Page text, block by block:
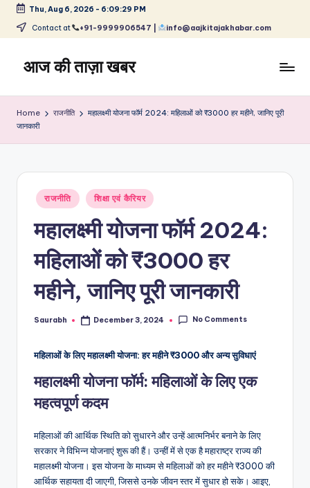
Skip
content
Thu, Aug 6, 2026 - 6:09:30 PM
Contact at +91-9999906547 | info@aajkitajakhabar.com
आज की ताज़ा खबर
ताज़ा
खेल,
और
Home राजनीति
महालक्ष्मी योजना फॉर्म 2024: महिलाओं को ₹3000 हर महीने, जानिए पूरी
जानकारी
Posted
in
राजनीति शिक्षा एवं कैरियर
महालक्ष्मी योजना फॉर्म 2024:
महिलाओं को ₹3000 हर
महीने, जानिए पूरी जानकारी
Posted
Saurabh December 3, 2024 No Comments
महिलाओं के लिए महालक्ष्मी योजना: हर महीने ₹3000 और अन्य सुविधाएं
महालक्ष्मी योजना फॉर्म: महिलाओं के लिए एक
महत्वपूर्ण कदम
महिलाओं की आर्थिक स्थिति को सुधारने और उन्हें आत्मनिर्भर बनाने के लिए
सरकार ने विभिन्न योजनाएं शुरू की हैं। उन्हीं में से एक है महाराष्ट्र राज्य की
महालक्ष्मी योजना। इस योजना के माध्यम से महिलाओं को हर महीने ₹3000 की
आर्थिक सहायता दी जाएगी, जिससे उनके जीवन स्तर में सुधार हो सके। आइए,